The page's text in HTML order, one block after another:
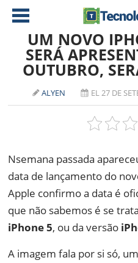
NOTÍCIAS
AMD
NVIDIA
SOFTWARE
NOTEBOOKS
TABLETS
NOKIA
DOWNLOADS
UM NOVO
SERÁ
OUTUBRO,
ALYEN EL 27 DE
Nsemana passada
data de lançamento do
Apple confirmo a data é
que não sabemos é se
iPhone 5, ou da versão
A imagem fala por si só,